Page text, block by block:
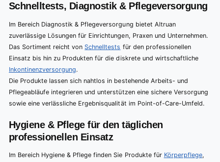
Schnelltests, Diagnostik & Pflegeversorgung
Im Bereich Diagnostik & Pflegeversorgung bietet Altruan
zuverlässige Lösungen für Einrichtungen, Praxen und Unternehmen.
Das Sortiment reicht von Schnelltests für den professionellen
Einsatz bis hin zu Produkten für die diskrete und wirtschaftliche
Inkontinenzversorgung.
Die Produkte lassen sich nahtlos in bestehende Arbeits- und
Pflegeabläufe integrieren und unterstützen eine sichere Versorgung
sowie eine verlässliche Ergebnisqualität im Point-of-Care-Umfeld.
Hygiene & Pflege für den täglichen
professionellen Einsatz
Im Bereich Hygiene & Pflege finden Sie Produkte für Körperpflege,